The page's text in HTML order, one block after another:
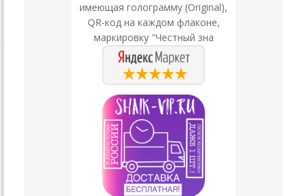
имеющая голограмму (Original),
QR-код на каждом флаконе,
маркировку "Честный зна